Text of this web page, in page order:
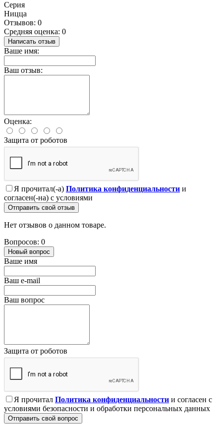
Серия
Ницца
Отзывов: 0
Средняя оценка: 0
Написать отзыв
Ваше имя:
Ваш отзыв:
Оценка:
Защита от роботов
Я прочитал(-а) Политика конфиденциальности и
согласен(-на) с условиями
Отправить свой отзыв
Нет отзывов о данном товаре.
Вопросов: 0
Новый вопрос
Ваше имя
Ваш e-mail
Ваш вопрос
Защита от роботов
Я прочитал Политика конфиденциальности и согласен с
условиями безопасности и обработки персональных данных
Отправить свой вопрос